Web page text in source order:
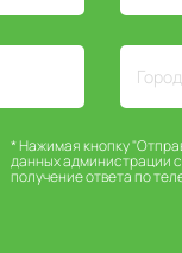
* Нажимая кнопку
данных администрации
получение ответа по